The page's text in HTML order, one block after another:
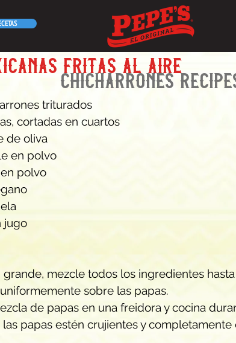
fritas al aire
triturados
cortadas en cuartos
de oliva
en polvo
polvo
jugo
grande, mezcle todos los ingredientes
sobre las papas.
de papas en una freidora y cocina
papas estén crujientes y completamente
chicharrones